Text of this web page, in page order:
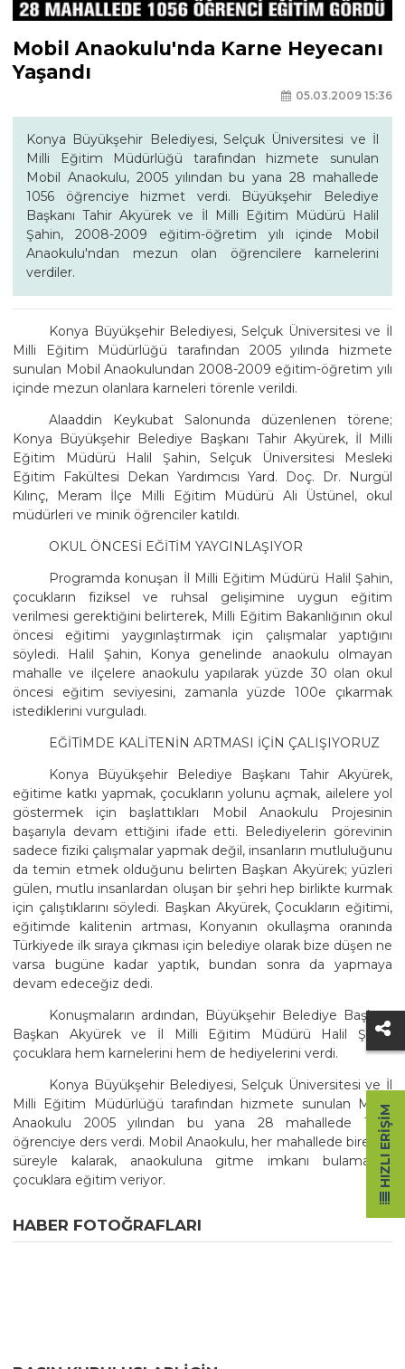
Mobil Anaokulu'nda Karne Heyecanı
Yaşandı
05.03.2009 15:36
Konya Büyükşehir Belediyesi, Selçuk Üniversitesi ve İl
Milli Eğitim Müdürlüğü tarafından hizmete sunulan
Mobil Anaokulu, 2005 yılından bu yana 28 mahallede
1056 öğrenciye hizmet verdi. Büyükşehir Belediye
Başkanı Tahir Akyürek ve İl Milli Eğitim Müdürü Halil
Şahin, 2008-2009 eğitim-öğretim yılı içinde Mobil
Anaokulu'ndan mezun olan öğrencilere karnelerini
verdiler.
Konya Büyükşehir Belediyesi, Selçuk Üniversitesi ve İl
Milli Eğitim Müdürlüğü tarafından 2005 yılında hizmete
sunulan Mobil Anaokulundan 2008-2009 eğitim-öğretim yılı
içinde mezun olanlara karneleri törenle verildi.
Alaaddin Keykubat Salonunda düzenlenen törene;
Konya Büyükşehir Belediye Başkanı Tahir Akyürek, İl Milli
Eğitim Müdürü Halil Şahin, Selçuk Üniversitesi Mesleki
Eğitim Fakültesi Dekan Yardımcısı Yard. Doç. Dr. Nurgül
Kılınç, Meram İlçe Milli Eğitim Müdürü Ali Üstünel, okul
müdürleri ve minik öğrenciler katıldı.
OKUL ÖNCESİ EĞİTİM YAYGINLAŞIYOR
Programda konuşan İl Milli Eğitim Müdürü Halil Şahin,
çocukların fiziksel ve ruhsal gelişimine uygun eğitim
verilmesi gerektiğini belirterek, Milli Eğitim Bakanlığının okul
öncesi eğitimi yaygınlaştırmak için çalışmalar yaptığını
söyledi. Halil Şahin, Konya genelinde anaokulu olmayan
mahalle ve ilçelere anaokulu yapılarak yüzde 30 olan okul
öncesi eğitim seviyesini, zamanla yüzde 100e çıkarmak
istediklerini vurguladı.
EĞİTİMDE KALİTENİN ARTMASI İÇİN ÇALIŞIYORUZ
Konya Büyükşehir Belediye Başkanı Tahir Akyürek,
eğitime katkı yapmak, çocukların yolunu açmak, ailelere yol
göstermek için başlattıkları Mobil Anaokulu Projesinin
başarıyla devam ettiğini ifade etti. Belediyelerin görevinin
sadece fiziki çalışmalar yapmak değil, insanların mutluluğunu
da temin etmek olduğunu belirten Başkan Akyürek; yüzleri
gülen, mutlu insanlardan oluşan bir şehri hep birlikte kurmak
için çalıştıklarını söyledi. Başkan Akyürek, Çocukların eğitimi,
eğitimde kalitenin artması, Konyanın okullaşma oranında
Türkiyede ilk sıraya çıkması için belediye olarak bize düşen ne
varsa bugüne kadar yaptık, bundan sonra da yapmaya
devam edeceğiz dedi.
Konuşmaların ardından, Büyükşehir Belediye Başkanı
Başkan Akyürek ve İl Milli Eğitim Müdürü Halil Şahin
çocuklara hem karnelerini hem de hediyelerini verdi.
Konya Büyükşehir Belediyesi, Selçuk Üniversitesi ve İl
Milli Eğitim Müdürlüğü tarafından hizmete sunulan Mobil
Anaokulu 2005 yılından bu yana 28 mahallede 1056
öğrenciye ders verdi. Mobil Anaokulu, her mahallede birer ay
süreyle kalarak, anaokuluna gitme imkanı bulamayan
çocuklara eğitim veriyor.
HABER FOTOĞRAFLARI
HIZLI ERIŞIM